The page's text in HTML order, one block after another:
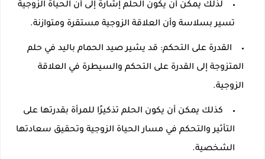
لذلك يمكن أن يكون الحلم إشارة إلى أن الحياة الزوجية
تسير بسلاسة وأن العلاقة الزوجية مستقرة ومتوازنة.
القدرة على التحكم: قد يشير صيد الحمام باليد في حلم
المتزوجة إلى القدرة على التحكم والسيطرة في العلاقة
الزوجية.
كذلك يمكن أن يكون الحلم تذكيرًا للمرأة بقدرتها على
التأثير والتحكم في مسار الحياة الزوجية وتحقيق سعادتها
الشخصية.